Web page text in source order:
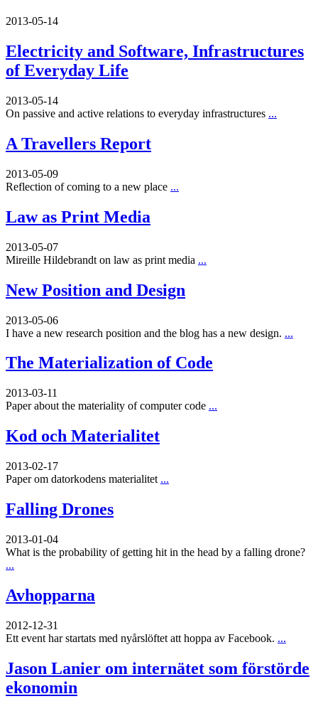
2013-05-14
Electricity and Software, Infrastructures
of Everyday Life
2013-05-14
On passive and active relations to everyday infrastructures ...
A Travellers Report
2013-05-09
Reflection of coming to a new place ...
Law as Print Media
2013-05-07
Mireille Hildebrandt on law as print media ...
New Position and Design
2013-05-06
I have a new research position and the blog has a new design. ...
The Materialization of Code
2013-03-11
Paper about the materiality of computer code ...
Kod och Materialitet
2013-02-17
Paper om datorkodens materialitet ...
Falling Drones
2013-01-04
What is the probability of getting hit in the head by a falling drone?
...
Avhopparna
2012-12-31
Ett event har startats med nyårslöftet att hoppa av Facebook. ...
Jason Lanier om internätet som förstörde
ekonomin